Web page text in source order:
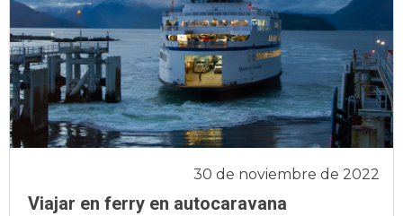
Viajar en ferry en autocaravana
30 de noviembre de 2022